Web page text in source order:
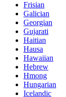
Frisian
Galician
Georgian
Gujarati
Haitian
Hausa
Hawaiian
Hebrew
Hmong
Hungarian
Icelandic